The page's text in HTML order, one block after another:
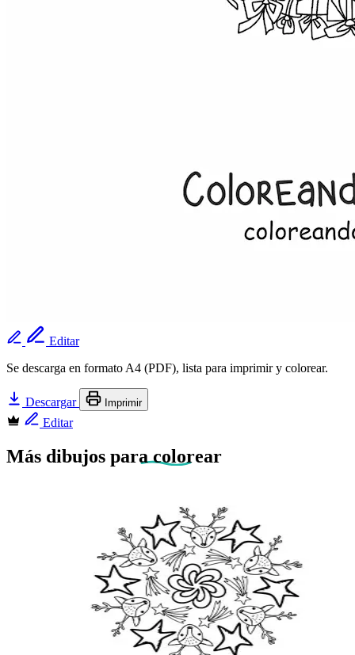
Editar
Se descarga en formato A4 (PDF), lista para imprimir y colorear.
Descargar Imprimir
Editar
Más dibujos para colorear